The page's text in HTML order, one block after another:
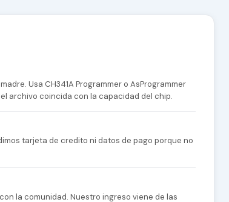
Usa CH341A Programmer o AsProgrammer
archivo coincida con la capacidad del chip.
tarjeta de credito ni datos de pago porque no
la comunidad. Nuestro ingreso viene de las